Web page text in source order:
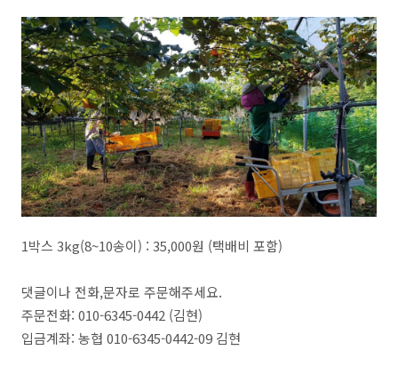
1박스 3kg(8~10송이) : 35,000원 (택배비 포함)
댓글이나 전화,문자로 주문해주세요.
주문전화: 010-6345-0442 (김현)
입금계좌: 농협 010-6345-0442-09 김현